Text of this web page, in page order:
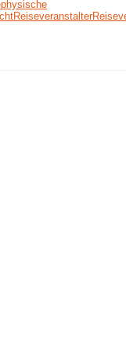
physische
Reiseveranstalter